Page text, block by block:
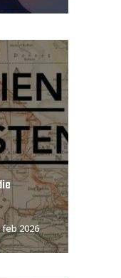
feb 2026